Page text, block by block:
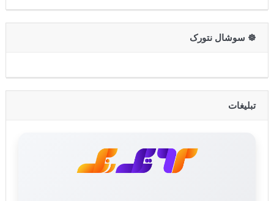
☸️ سوشال نتورک
تبلیغات